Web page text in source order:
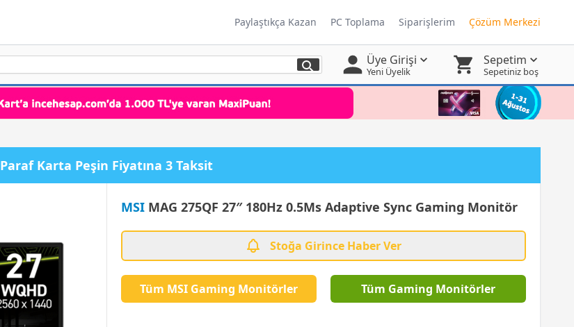
Paylaştıkça Kazan PC Toplama Siparişlerim Çözüm Merkezi
Üye Girişi
Yeni Üyelik
Sepetim
Sepetiniz boş
Paraf Karta Peşin Fiyatına 3 Taksit
MSIMAG 275QF 27″ 180Hz 0.5Ms Adaptive Sync Gaming Monitör
Stoğa Girince Haber Ver
Tüm MSI Gaming Monitörler Tüm Gaming Monitörler